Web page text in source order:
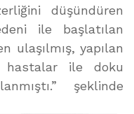
düşündüren
ile başlatılan
ulaşılmış, yapılan
hastalar ile doku
şeklinde